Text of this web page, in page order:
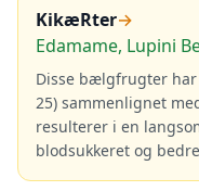
KikæRter→
Edamame, Lupini
Disse bælgfrugter har
25) sammenlignet
resulterer i en
blodsukkeret og